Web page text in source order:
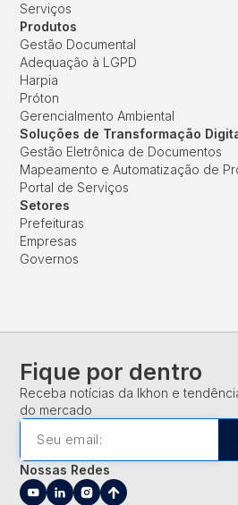
Serviços
Produtos
Gestão Documental
Adequação à LGPD
Harpia
Próton
Gerencialmento Ambiental
Soluções de Transformação
Gestão Eletrônica de Documentos
Mapeamento e Automatização de
Portal de Serviços
Setores
Prefeituras
Empresas
Governos
Fique por dentro
Receba notícias da Ikhon e
do mercado
Nossas Redes